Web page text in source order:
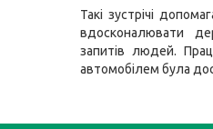
Такі зустрічі
вдосконалювати
запитів людей.
автомобілем була